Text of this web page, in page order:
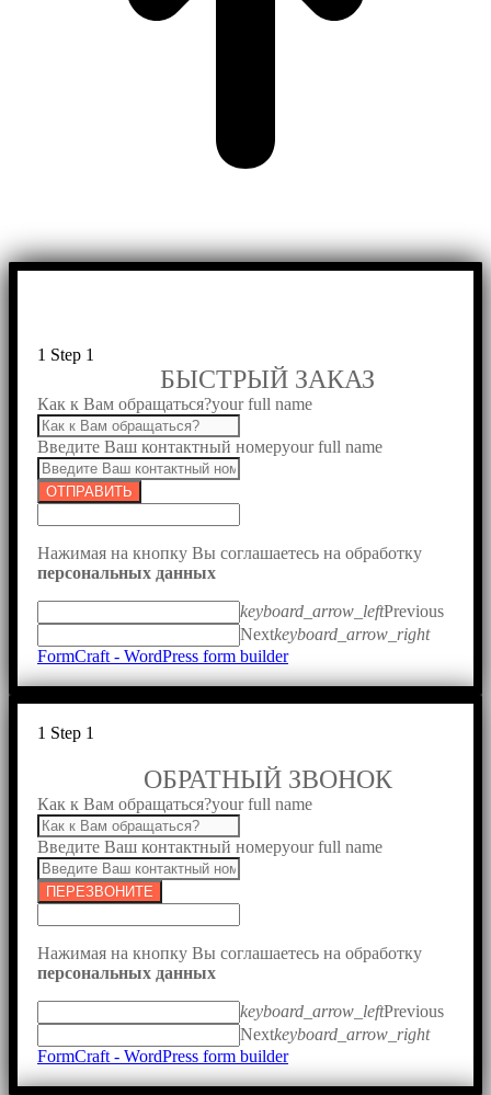
1 Step 1
БЫСТРЫЙ ЗАКАЗ
Как к Вам обращаться?your full name
Введите Ваш контактный номерyour full name
ОТПРАВИТЬ
Нажимая на кнопку Вы соглашаетесь на обработку
персональных данных
keyboard_arrow_leftPrevious
Nextkeyboard_arrow_right
FormCraft - WordPress form builder
1 Step 1
ОБРАТНЫЙ ЗВОНОК
Как к Вам обращаться?your full name
Введите Ваш контактный номерyour full name
ПЕРЕЗВОНИТЕ
Нажимая на кнопку Вы соглашаетесь на обработку
персональных данных
keyboard_arrow_leftPrevious
Nextkeyboard_arrow_right
FormCraft - WordPress form builder